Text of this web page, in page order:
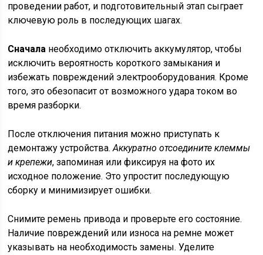
проведении работ, и подготовительный этап сыграет
ключевую роль в последующих шагах.
Сначала необходимо отключить аккумулятор, чтобы
исключить вероятность короткого замыкания и
избежать повреждений электрооборудования. Кроме
того, это обезопасит от возможного удара током во
время разборки.
После отключения питания можно приступать к
демонтажу устройства.Аккуратно отсоедините клеммы
и крепежи, запоминая или фиксируя на фото их
исходное положение. Это упростит последующую
сборку и минимизирует ошибки.
Снимите ремень привода и проверьте его состояние.
Наличие повреждений или износа на ремне может
указывать на необходимость замены. Уделите